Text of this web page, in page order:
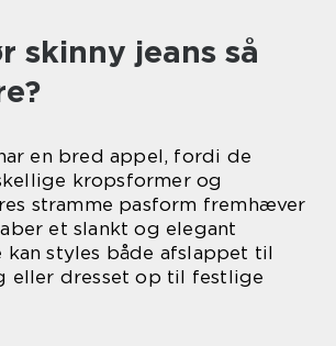
skinny jeans så
en bred appel, fordi de
kropsformer og
stramme pasform fremhæver
et slankt og elegant
kan styles både afslappet til
eller dresset op til festlige